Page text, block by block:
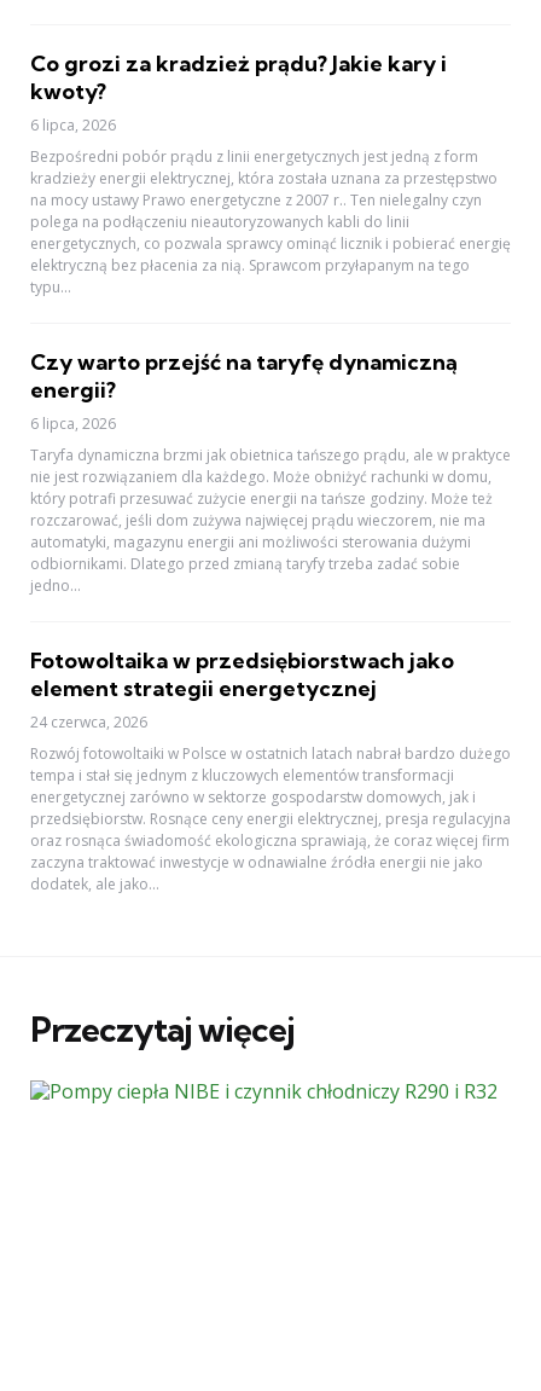
Co grozi za kradzież prądu? Jakie kary i
kwoty?
6 lipca, 2026
Bezpośredni pobór prądu z linii energetycznych jest jedną z form
kradzieży energii elektrycznej, która została uznana za przestępstwo
na mocy ustawy Prawo energetyczne z 2007 r.. Ten nielegalny czyn
polega na podłączeniu nieautoryzowanych kabli do linii
energetycznych, co pozwala sprawcy ominąć licznik i pobierać energię
elektryczną bez płacenia za nią. Sprawcom przyłapanym na tego
typu...
Czy warto przejść na taryfę dynamiczną
energii?
6 lipca, 2026
Taryfa dynamiczna brzmi jak obietnica tańszego prądu, ale w praktyce
nie jest rozwiązaniem dla każdego. Może obniżyć rachunki w domu,
który potrafi przesuwać zużycie energii na tańsze godziny. Może też
rozczarować, jeśli dom zużywa najwięcej prądu wieczorem, nie ma
automatyki, magazynu energii ani możliwości sterowania dużymi
odbiornikami. Dlatego przed zmianą taryfy trzeba zadać sobie
jedno...
Fotowoltaika w przedsiębiorstwach jako
element strategii energetycznej
24 czerwca, 2026
Rozwój fotowoltaiki w Polsce w ostatnich latach nabrał bardzo dużego
tempa i stał się jednym z kluczowych elementów transformacji
energetycznej zarówno w sektorze gospodarstw domowych, jak i
przedsiębiorstw. Rosnące ceny energii elektrycznej, presja regulacyjna
oraz rosnąca świadomość ekologiczna sprawiają, że coraz więcej firm
zaczyna traktować inwestycje w odnawialne źródła energii nie jako
dodatek, ale jako...
Przeczytaj więcej